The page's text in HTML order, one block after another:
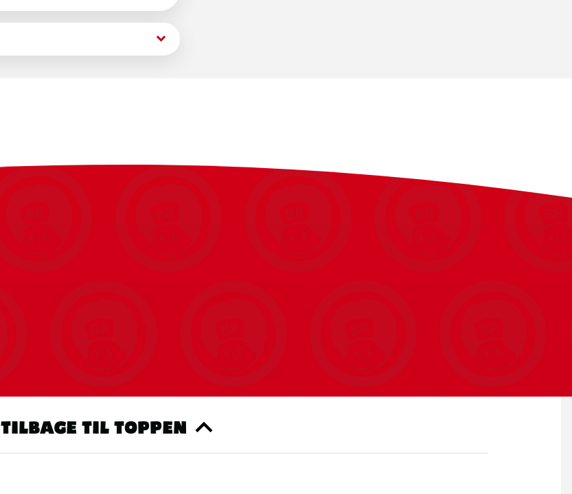
keyboard_arrow_down
TILBAGE TIL TOPPEN